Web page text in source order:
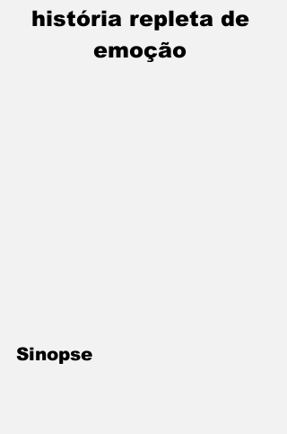
história repleta de
emoção
Sinopse